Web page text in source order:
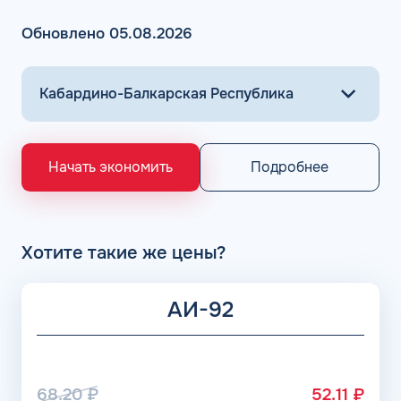
быстрое обслуживание.
лояльности. Чтобы купить топливную карту КАРДЕКС,
обращайтесь к нашим менеджерам.
АЗС ШЕЛЛ: цены
На заправках компании действует конкурентоспособная
Шелл в Нальчике Кабардино-Балкарской Республики
стоит не дороже средней величины по России. А чтобы
топливом, которое производит компания, придется
заплатить цену побольше.
защищает двигатель и силовые блоки транспортного
Обновлено 05.08.2026
Начать экономить Подробнее
Хотите такие же цены?
АИ-92
68.20₽ 52.11 ₽